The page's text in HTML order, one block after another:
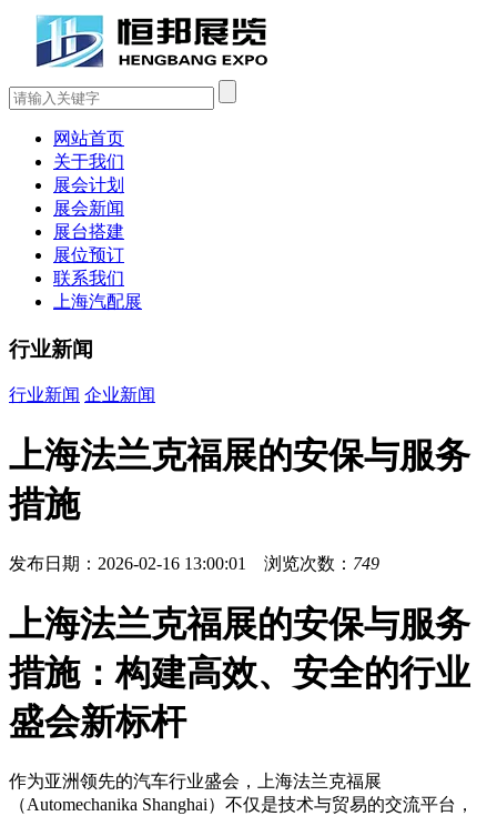
网站首页
关于我们
展会计划
展会新闻
展台搭建
展位预订
联系我们
上海汽配展
行业新闻
行业新闻 企业新闻
上海法兰克福展的安保与服务
措施
发布日期：2026-02-16 13:00:01 浏览次数： 749
上海法兰克福展的安保与服务
措施：构建高效、安全的行业
盛会新标杆
作为亚洲领先的汽车行业盛会，上海法兰克福展
（Automechanika Shanghai）不仅是技术与贸易的交流平台，